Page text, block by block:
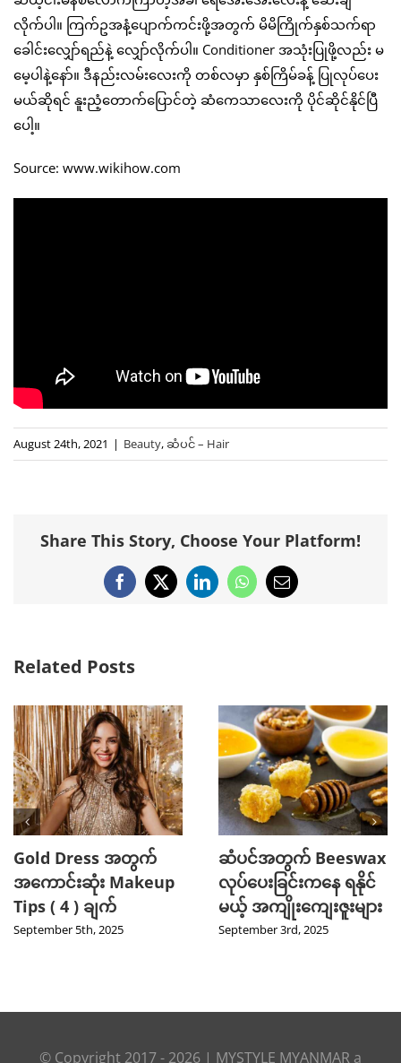
လိုက်ပါ။ ကြက်ဥအနံ့ပျောက်ကင်းဖို့အတွက် မိမိကြိုက်နှစ်သက်ရာ
ခေါင်းလျှော်ရည်နဲ့ လျှော်လိုက်ပါ။ Conditioner အသုံးပြုဖို့လည်း မ
မေ့ပါနဲ့နော်။ ဒီနည်းလမ်းလေးကို တစ်လမှာ နှစ်ကြိမ်ခန့် ပြုလုပ်ပေး
မယ်ဆိုရင် နူးညံ့တောက်ပြောင်တဲ့ ဆံကေသာလေးကို ပိုင်ဆိုင်နိုင်ပြီ
ပေါ့။
Source: www.wikihow.com
August 24th, 2021 | Beauty,ဆံပင် – Hair
Share This Story, Choose Your Platform!
Facebook
X LinkedInWhatsApp
Email
Related Posts
Gold Dress အတွက်
အကောင်းဆုံး Makeup
Tips ( 4 ) ချက်
September 5th, 2025
ဆံပင်အတွက် Beeswax
လုပ်ပေးခြင်းကနေ ရနိုင်
မယ့် အကျိုးကျေးဇူးများ
September 3rd, 2025
© Copyright 2017 - 2026 | MYSTYLE MYANMAR a